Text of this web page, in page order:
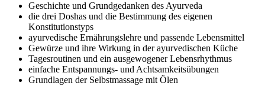
Geschichte und Grundgedanken des Ayurveda
die drei Doshas und die Bestimmung des eigenen
Konstitutionstyps
ayurvedische Ernährungslehre und passende Lebensmittel
Gewürze und ihre Wirkung in der ayurvedischen Küche
Tagesroutinen und ein ausgewogener Lebensrhythmus
einfache Entspannungs- und Achtsamkeitsübungen
Grundlagen der Selbstmassage mit Ölen